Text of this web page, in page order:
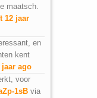
maatsch.
12 jaar
en
kent
jaar ago
voor
1sB via